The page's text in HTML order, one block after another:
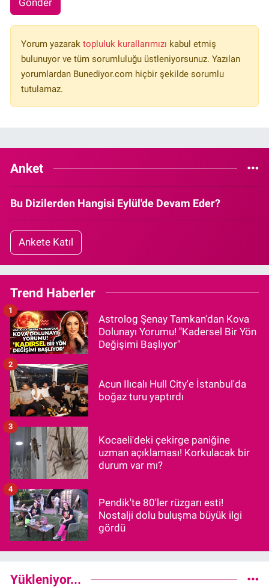
Gönder
Yorum yazarak topluluk kurallarımızı kabul etmiş
bulunuyor ve tüm sorumluluğu üstleniyorsunuz. Yazılan
yorumlardan Bunediyor.com hiçbir şekilde sorumlu
tutulamaz.
Anket
Bu Dizilerden Hangisi Eylül'de Devam Eder?
Ankete Katıl
Trend Haberler
Astrolog Şenay Tamkan'dan Kova
Dolunayı Yorumu! "Kadersel Bir Yön
Değişimi Başlıyor"
1
Acun Ilıcalı Hull City'e İstanbul'da
boğaz turu yaptırdı
2
Kocaeli'deki çekirge paniğine
uzman açıklaması! Korkulacak bir
durum var mı?
3
Pendik'te 80'ler rüzgarı esti!
Nostalji dolu buluşma büyük ilgi
gördü
4
Yükleniyor...